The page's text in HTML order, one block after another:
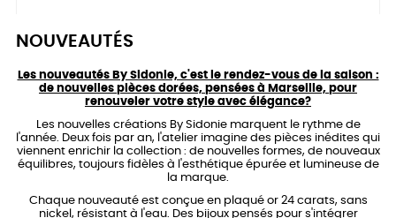
NOUVEAUTÉS
Les nouveautés By Sidonie, c'est le rendez-vous de la saison :
de nouvelles pièces dorées, pensées à Marseille, pour
renouveler votre style avec élégance?
Les nouvelles créations By Sidonie marquent le rythme de
l'année. Deux fois par an, l'atelier imagine des pièces inédites qui
viennent enrichir la collection : de nouvelles formes, de nouveaux
équilibres, toujours fidèles à l'esthétique épurée et lumineuse de
la marque.
Chaque nouveauté est conçue en plaqué or 24 carats, sans
nickel, résistant à l'eau. Des bijoux pensés pour s'intégrer